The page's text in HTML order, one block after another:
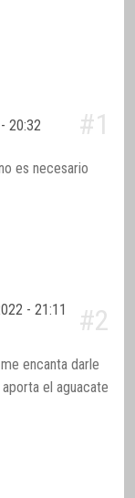
20:32 #1
es necesario
- 21:11 #2
encanta darle
el aguacate